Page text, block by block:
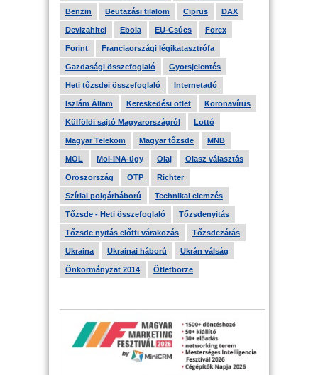
Benzin Beutazási tilalom Ciprus DAX
Devizahitel Ebola EU-Csúcs Forex
Forint Franciaországi légikatasztrófa
Gazdasági összefoglaló Gyorsjelentés
Heti tőzsdei összefoglaló Internetadó
Iszlám Állam Kereskedési ötlet Koronavírus
Külföldi sajtó Magyarországról Lottó
Magyar Telekom Magyar tőzsde MNB
MOL Mol-INA-ügy Olaj Olasz választás
Oroszország OTP Richter
Szíriai polgárháború Technikai elemzés
Tőzsde - Heti összefoglaló Tőzsdenyitás
Tőzsde nyitás előtti várakozás Tőzsdezárás
Ukrajna Ukrajnai háború Ukrán válság
Önkormányzat 2014 Ötletbörze